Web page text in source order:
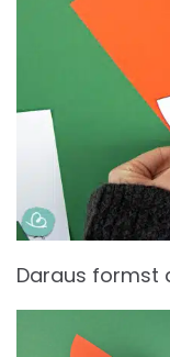
Daraus formst